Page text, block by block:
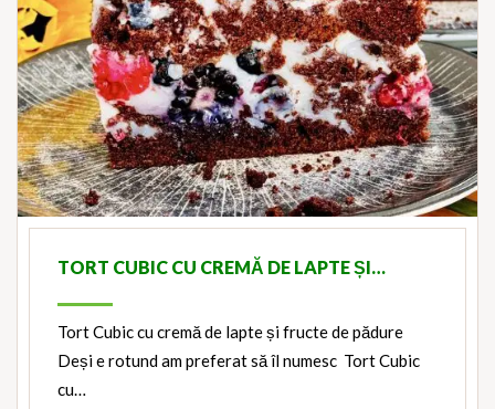
TORT CUBIC CU CREMĂ DE LAPTE ȘI…
Tort Cubic cu cremă de lapte și fructe de pădure
Deși e rotund am preferat să îl numesc Tort Cubic
cu…